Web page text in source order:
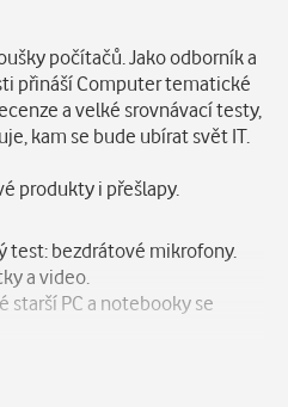
počítačů. Jako odborník a
přináší Computer tematické
a velké srovnávací testy,
kam se bude ubírat svět IT.
produkty i přešlapy.
test: bezdrátové mikrofony.
a video.
starší PC a notebooky se